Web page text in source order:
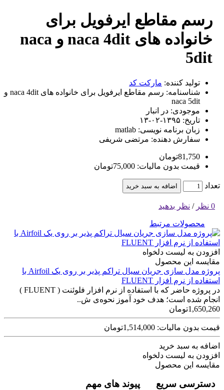
رسم مقاطع ایرفویل برای
خانواده های naca 4dit و naca
5dit
تولید کننده: مارکت کد
شناسنامه:
رسم مقاطع ایرفویل برای خانواده های naca 4dit و
naca 5dit
موجودی: در انبار
تاریخ: ۱۳۹۵-۰۲-۱۳
زبان برنامه نویسی: matlab
سفارش دهنده: مرتضی شریفی
81,750تومان
قیمت بدون مالیات: 75,000تومان
تعداد اضافه به سبد خرید
0 نظر / نظر بدهید
محصولات مرتبط
افزودن به لیست دلخواه
مقایسه این محصول
پروژه مدل سازی جریان سیال تراکم پذیر بر روی یک Airfoil با
استفاده از نرم افزار FLUENT
در پروژه حاضر که با استفاده از نرم افزار فلوئنت ( FLUENT )
انجام شده است؛ هدف خود آموز نحوه‌ی ش..
1,650,260تومان
قیمت بدون مالیات: 1,514,000تومان
اضافه به سبد خرید
افزودن به لیست دلخواه
مقایسه این محصول
دسترسی سریع پیوند های مهم